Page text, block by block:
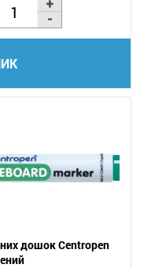
дошок Centropen